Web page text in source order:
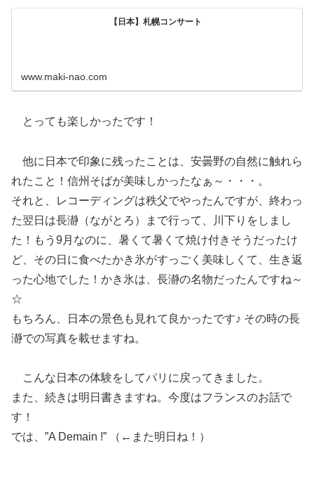
【日本】札幌コンサート
www.maki-nao.com
とっても楽しかったです！
他に日本で印象に残ったことは、安曇野の自然に触れら
れたこと！信州そばが美味しかったなぁ～・・・。
それと、レコーディングは秩父でやったんですが、終わっ
た翌日は長瀞（ながとろ）まで行って、川下りをしまし
た！もう9月なのに、暑くて暑くて焼け付きそうだったけ
ど、その日に食べたかき氷がすっごく美味しくて、生き返
った心地でした！かき氷は、長瀞の名物だったんですね～
☆
もちろん、日本の景色も見れて良かったです♪ その時の長
瀞での写真を載せますね。
こんな日本の体験をしてパリに戻ってきました。
また、続きは明日書きますね。今度はフランスのお話で
す！
では、”A Demain !” （←また明日ね！）